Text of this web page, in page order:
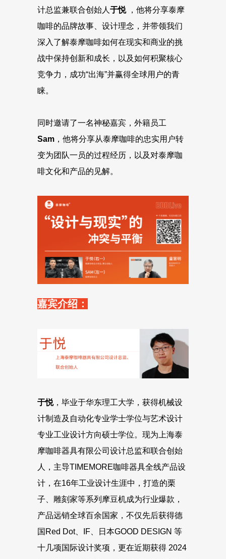
计总监兼联合创始人 于悦，他将分享泰摩
咖啡的品牌故事、设计理念，并带领我们
深入了解泰摩咖啡如何在现实和商业的挑
战中保持创新和成长，以及如何积聚核心
竞争力，成功“出海”并赢得全球用户的青
睐。
同时邀请了一名神秘嘉宾，外籍员工
Sam ，他将分享从泰摩咖啡的忠实用户转
变为团队一员的过程经历，以及对泰摩咖
啡文化和产品的见解。
嘉宾介绍：
于悦，毕业于华东理工大学，获得机械设
计制造及自动化专业学士学位与艺术设计
专业工业设计方向硕士学位。现为上海泰
摩咖啡器具有限公司设计总监和联合创始
人，主导TIMEMORE咖啡器具全线产品设
计，在16年工业设计生涯中，打造的栗
子、雕刻家等系列摩豆机成为行业爆款，
产品远销全球百余国家，不仅先后获得德
国Red Dot、IF、日本GOOD DESIGN 等
十几项国际设计奖项，更在近期获得 2024